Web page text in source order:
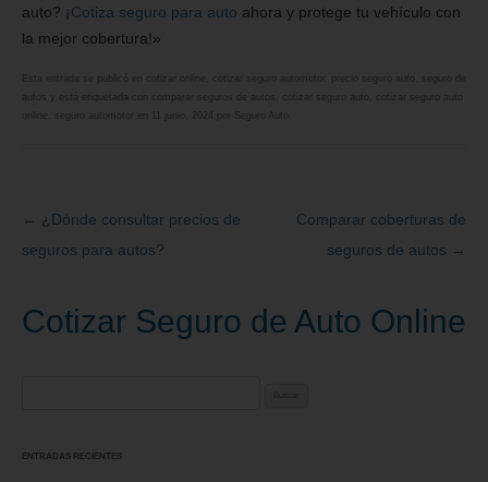
auto? ¡Cotiza seguro para auto ahora y protege tu vehículo con
la mejor cobertura!»
cotizar online cotizar seguro automotor
cotizar seguro auto
cotizar seguro auto
Seguro Auto
Navegación
de
← ¿Dónde consultar precios de
seguros para autos?
Comparar coberturas de
seguros de autos →
Cotizar Seguro de Auto Online
ENTRADAS RECIENTES